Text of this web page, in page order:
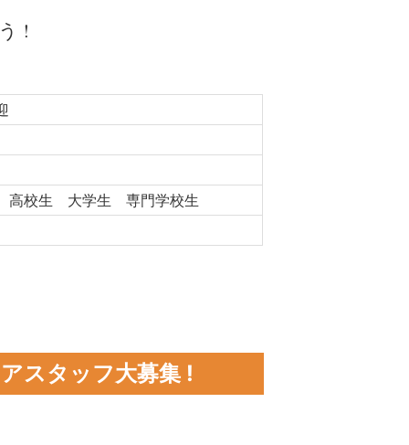
!
高校生 大学生 専門学校生
スタッフ大募集 !